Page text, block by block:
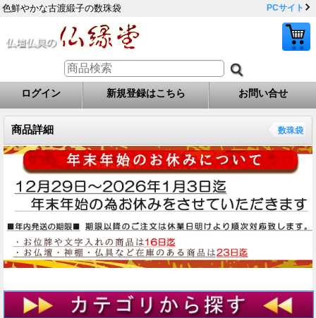
色鮮やかな古渡緞子の数珠袋 PCサイト
ログイン 新規登録はこちら お問い合せ
商品詳細 数珠袋